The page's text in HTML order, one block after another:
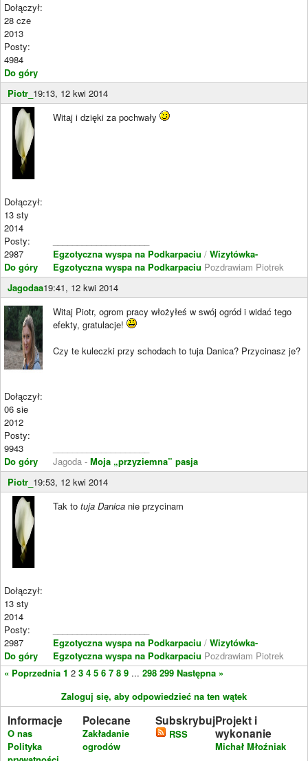
Dołączył:
28 cze
2013
Posty:
4984
Do góry
Piotr_ 19:13, 12 kwi 2014
Dołączył:
13 sty
2014
Posty:
2987
Do góry
Witaj i dzięki za pochwały
Egzotyczna wyspa na Podkarpaciu / Wizytówka-
Egzotyczna wyspa na Podkarpaciu Pozdrawiam Piotrek
Jagodaa19:41, 12 kwi 2014
Dołączył:
06 sie
2012
Posty:
9943
Do góry
Witaj Piotr, ogrom pracy włożyłeś w swój ogród i widać tego
efekty, gratulacje!
Czy te kuleczki przy schodach to tuja Danica? Przycinasz je?
Jagoda - Moja „przyziemna” pasja
Piotr_ 19:53, 12 kwi 2014
Dołączył:
13 sty
2014
Posty:
2987
Do góry
Tak to tuja Danica nie przycinam
Egzotyczna wyspa na Podkarpaciu / Wizytówka-
Egzotyczna wyspa na Podkarpaciu Pozdrawiam Piotrek
« Poprzednia 1 2 3 4 5 6 7 8 9 ... 298 299 Następna »
Zaloguj się, aby odpowiedzieć na ten wątek
Informacje
O nas
Polityka
Polecane
Zakładanie
ogrodów
Subskrybuj
RSS
Projekt i
wykonanie
Michał Młoźniak